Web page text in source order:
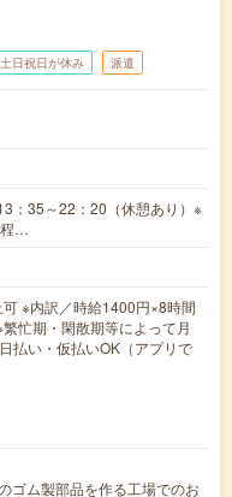
土日祝日が休み 派遣
：35～22：20（休憩あり）※
程…
※内訳／時給1400円×8時間
忙期・閑散期等によって月
払い・仮払いOK（アプリで
ゴム製部品を作る工場でのお